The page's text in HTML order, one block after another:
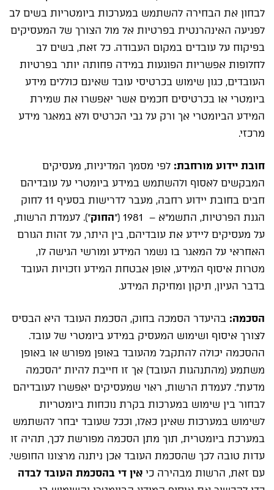
לבחון את הבחירה להשתמש במערכות ביומטריות בשים לב
לפגיעה האינהרנטית בפרטיות אל מול הצורך של המעסיקים
בפיקוח על עובדים במקום העבודה. כל זאת, בשים לב
לחלופות אפשריות הפוגעות במידה פחותה יותר בפרטיות
העובדים, כגון שימוש בכרטיסי עובד שאינם כוללים מידע
ביומטרי או בכרטיסים חכמים אשר יאפשרו את שמירת
המידע הביומטרי אך ורק על גבי הכרטיס ולא במאגר מידע
מרכזי.
חובת יידוע מורחבת: לפי מסמך המדיניות, מעסיקים
המבקשים לאסוף ולהשתמש במידע ביומטרי על עובדיהם
חבים בחובת יידוע רחבה, מעבר לדרישות בסעיף 11 לחוק
הגנת הפרטיות, התשמ"א – 1981 ("
החוק"). לעמדת הרשות,
על מעסיקים ליידע את עובדיהם, בין היתר, על זהות הגורם
האחראי על המאגר בו נשמר המידע ומורשי הגישה לו,
מטרות איסוף המידע, אופן אבטחת המידע וזכויות העובד
בדבר העיון, תיקון ומחיקת המידע.
הסכמה: בהיעדר הסמכה בחוק, הסכמת העובד היא הבסיס
לצורך איסוף ושימוש המעסיק במידע ביומטרי של עובד.
ההסכמה יכולה להתקבל מהעובד באופן מפורש או באופן
משתמע (מהתנהגות העובד) אך זו חייבת להיות "הסכמה
מדעת". לעמדת הרשות, ראוי שמעסיקים יאפשרו לעובדיהם
לבחור בין שימוש במערכות בקרת נוכחות ביומטריות
לשימוש במערכות שאינן כאלו, וככל שעובד יבחר להשתמש
במערכת ביומטרית, תוך מתן הסכמה מפורשת לכך, תהיה זו
עדות טובה לכך שהסכמת העובד אכן ניתנה מרצונו החופשי.
עם זאת, הרשות מבהירה כי אין די בהסכמת העובד לבדה